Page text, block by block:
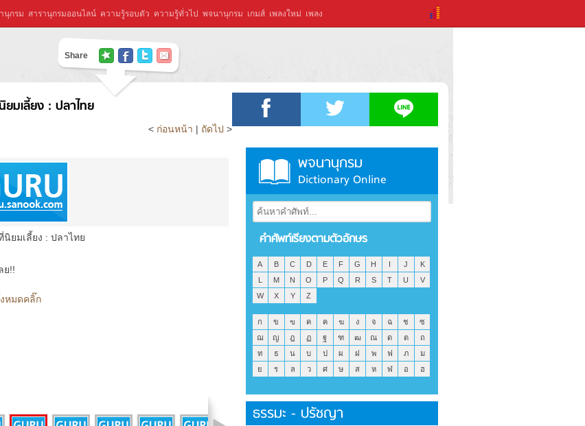
นุกรม สารานุกรมออนไลน์ ความรู้รอบตัว ความรู้ทั่วไป พจนานุกรม เกมส์ เพลงใหม่ เพลง
Share
มเลี้ยง : ปลาไทย
< ก่อนหน้า | ถัดไป >
ยมเลี้ยง : ปลาไทย
ย!!
หมดคลิ๊ก
พจนานุกรม
Dictionary Online
คำศัพท์เรียงตามตัวอักษร
A B C D E F G H I J
K
L
M N O P Q R S T U
V
W
X Y Z
ก ข ฃ ค ฅ ฆ ง จ ฉ ช
ซ
ฌ
ญ ฎ ฏ ฐ ฑ ฒ ณ ด ต
ถ
ท
ธ น บ ป ผ ฝ พ ฟ ภ
ม
ย
ร ล ว ศ ษ ส ห ฬ อ ฮ
ธรรมะ - ปรัชญา